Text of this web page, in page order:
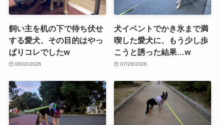
飼い主を机の下で待ち伏せ
する愛犬、その目的はやっ
ぱりコレでしたw
08/02/2026
犬イベントでかき氷まで満
喫した愛犬に、もう少し歩
こうと誘った結果…w
07/28/2026